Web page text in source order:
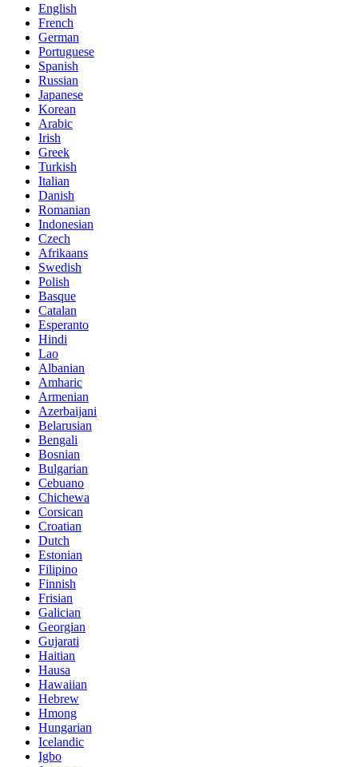
English
French
German
Portuguese
Spanish
Russian
Japanese
Korean
Arabic
Irish
Greek
Turkish
Italian
Danish
Romanian
Indonesian
Czech
Afrikaans
Swedish
Polish
Basque
Catalan
Esperanto
Hindi
Lao
Albanian
Amharic
Armenian
Azerbaijani
Belarusian
Bengali
Bosnian
Bulgarian
Cebuano
Chichewa
Corsican
Croatian
Dutch
Estonian
Filipino
Finnish
Frisian
Galician
Georgian
Gujarati
Haitian
Hausa
Hawaiian
Hebrew
Hmong
Hungarian
Icelandic
Igbo